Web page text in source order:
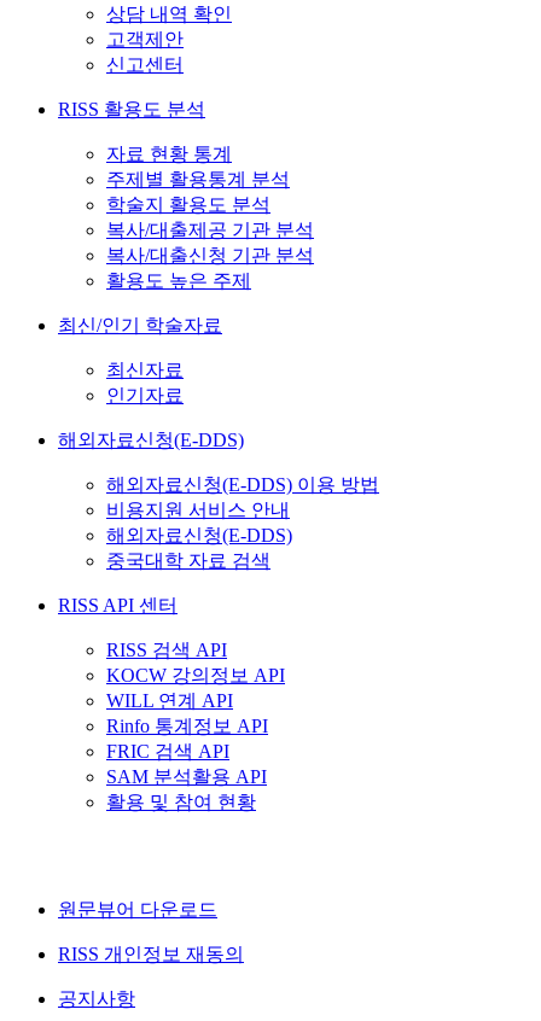
상담 내역 확인
고객제안
신고센터
RISS 활용도 분석
자료 현황 통계
주제별 활용통계 분석
학술지 활용도 분석
복사/대출제공 기관 분석
복사/대출신청 기관 분석
활용도 높은 주제
최신/인기 학술자료
최신자료
인기자료
해외자료신청(E-DDS)
해외자료신청(E-DDS) 이용 방법
비용지원 서비스 안내
해외자료신청(E-DDS)
중국대학 자료 검색
RISS API 센터
RISS 검색 API
KOCW 강의정보 API
WILL 연계 API
Rinfo 통계정보 API
FRIC 검색 API
SAM 분석활용 API
활용 및 참여 현황
원문뷰어 다운로드
RISS 개인정보 재동의
공지사항